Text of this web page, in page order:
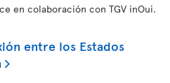
en colaboración con TGV inOui.
entre los Estados